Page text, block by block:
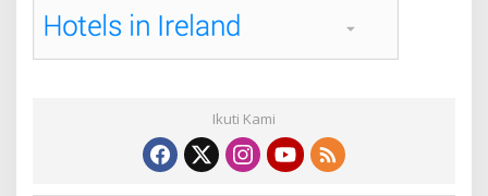
Ikuti Kami